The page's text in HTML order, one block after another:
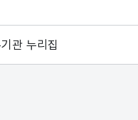
관 누리집